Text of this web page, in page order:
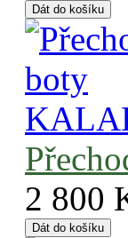
2 800